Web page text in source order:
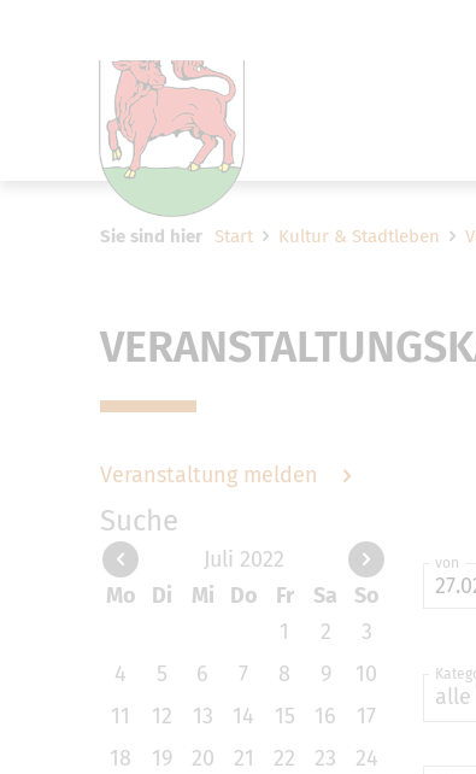
Sie sind hier Start Kultur & Stadtleben
Veranstaltung melden
Suche
Juli 2022
Mo
Di Mi Do Fr Sa
So
1
2
3
4
5 6 7 8 9
10
11
12 13 14 15 16
17
18
19 20 21 22 23
24
von
alle